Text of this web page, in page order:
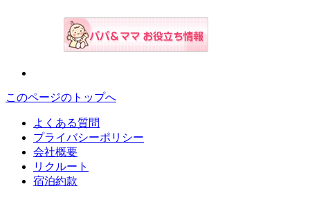
このページのトップへ
よくある質問
プライバシーポリシー
会社概要
リクルート
宿泊約款